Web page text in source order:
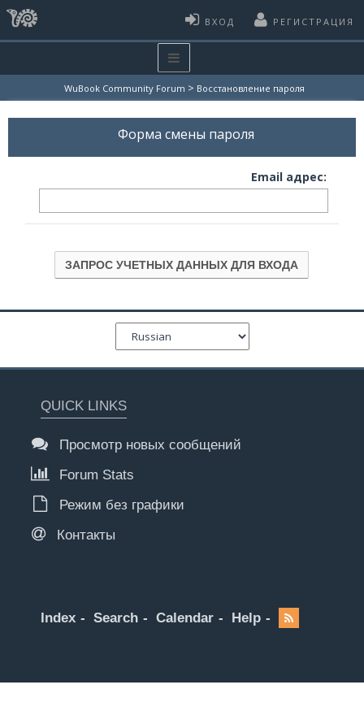
ВХОД РЕГИСТРАЦИЯ
WuBook Community Forum > Восстановление пароля
Форма смены пароля
Email адрес:
QUICK LINKS
Просмотр новых сообщений
Forum Stats
Режим без графики
Контакты
Index Search Calendar Help